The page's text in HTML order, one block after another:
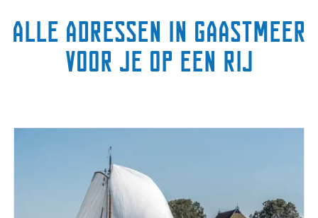
Alle adressen in Gaastmeer
voor je op een rij